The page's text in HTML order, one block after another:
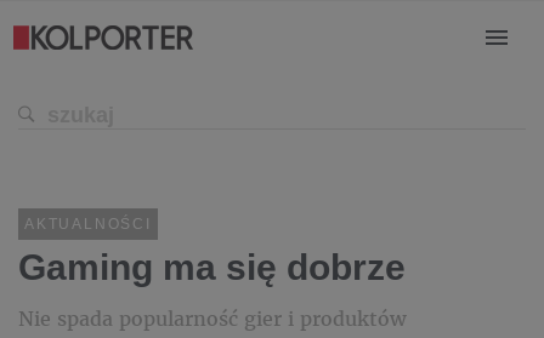
AKTUALNOŚCI
Gaming ma się dobrze
Nie spada popularność gier i produktów